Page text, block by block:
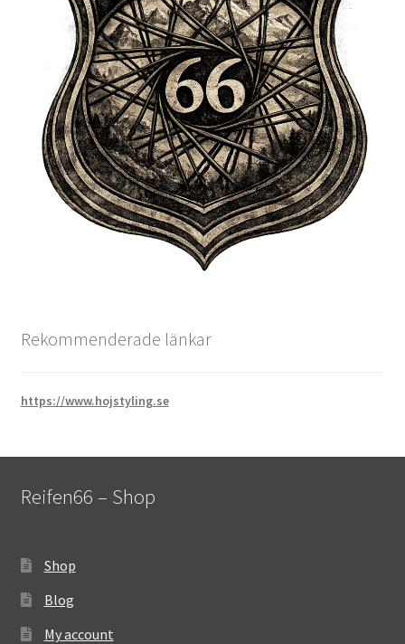
Rekommenderade länkar
https://www.hojstyling.se
Reifen66 – Shop
Shop
Blog
My account